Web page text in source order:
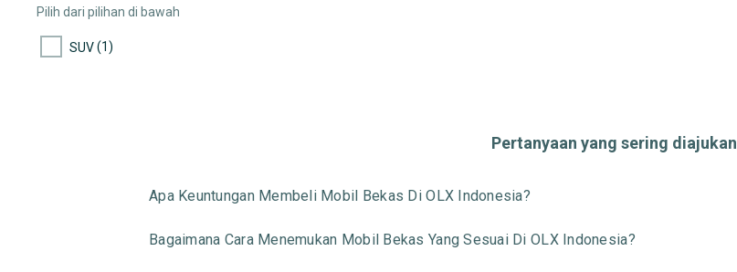
Pilih dari pilihan di bawah
SUV(1)
Pertanyaan yang sering diajukan
Apa Keuntungan Membeli Mobil Bekas Di OLX Indonesia?
Bagaimana Cara Menemukan Mobil Bekas Yang Sesuai Di OLX Indonesia?